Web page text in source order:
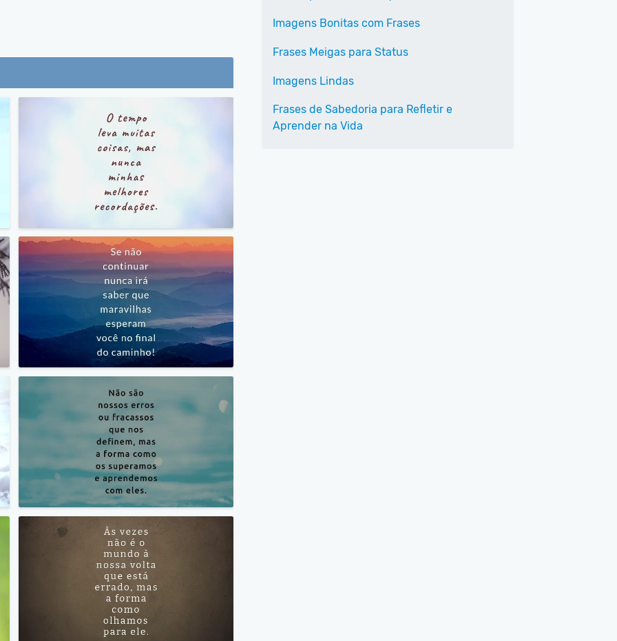
Imagens Bonitas com Frases
Frases Meigas para Status
Imagens Lindas
Frases de Sabedoria para Refletir e
Aprender na Vida